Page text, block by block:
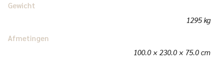
Gewicht
1295 kg
Afmetingen
100.0 × 230.0 × 75.0 cm